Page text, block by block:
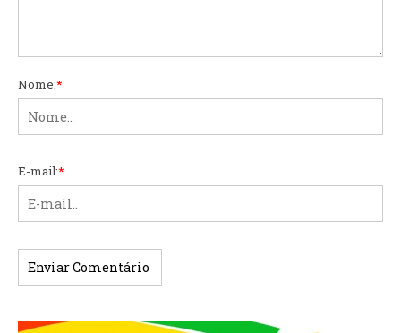
Nome:*
E-mail:*